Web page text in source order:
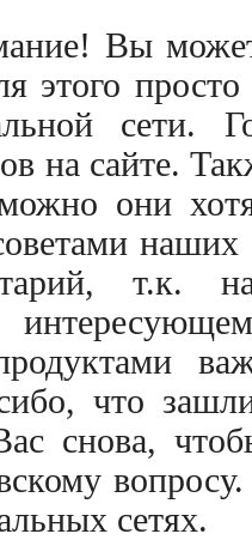
Вы
этого просто
сети.
на сайте.
они
т.к.
что
снова,
сетях.